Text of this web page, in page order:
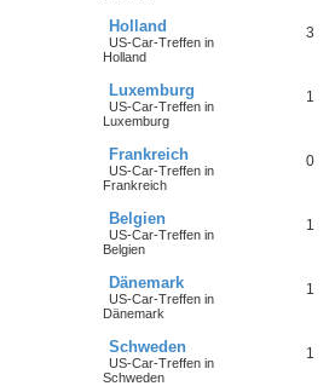
Holland
US-Car-Treffen in
Holland
3
Luxemburg
US-Car-Treffen in
Luxemburg
1
Frankreich
US-Car-Treffen in
Frankreich
0
Belgien
US-Car-Treffen in
Belgien
1
Dänemark
US-Car-Treffen in
Dänemark
1
Schweden
US-Car-Treffen in
Schweden
1